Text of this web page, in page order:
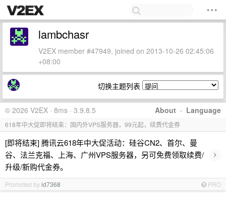
lambchasr
V2EX member #47949, joined on 2013-10-26 02:45:06
+08:00
切换主题列表
About · Language
© 2026 V2EX · 8ms · 3.9.8.5
618年中大促即将结束：国内外VPS服务器，99元起，续费代金券
[即将结束] 腾讯云618年中大促活动：硅谷CN2、首尔、曼
谷、法兰克福、上海、广州VPS服务器，另可免费领取续费/
升级/新购代金券。
›
Promoted byid7368 PRO